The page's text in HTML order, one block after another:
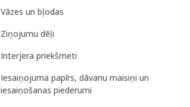
Vāzes un bļodas
Ziņojumu dēļi
Interjera priekšmeti
Iesaiņojuma papīrs, dāvanu maisiņi un
iesaiņošanas piederumi